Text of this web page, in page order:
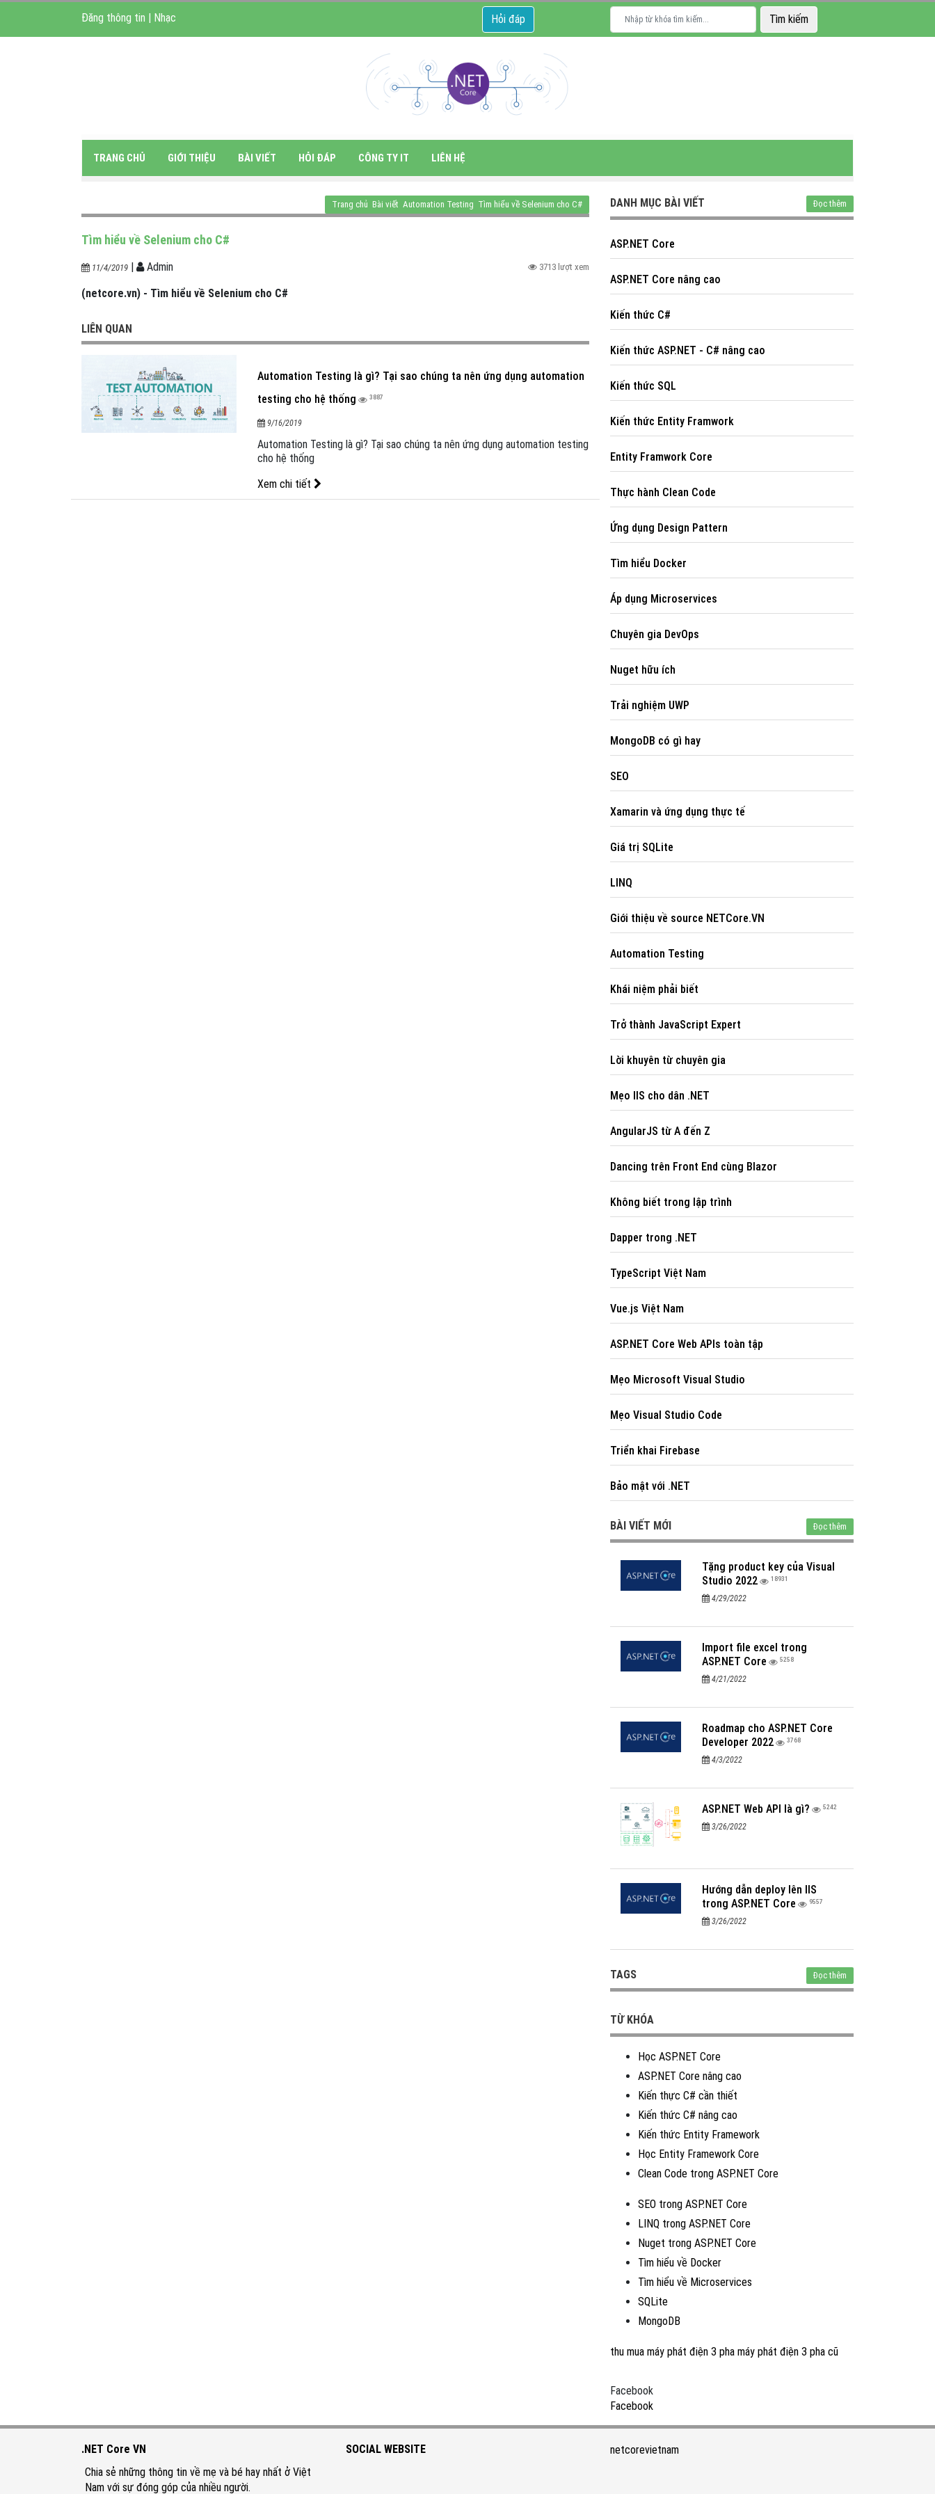
Đăng thông tin | Nhạc Hỏi đáp
TRANG CHỦ GIỚI THIỆU BÀI VIẾT HỎI ĐÁP CÔNG TY IT LIÊN HỆ
Trang chủ Bài viết Automation Testing Tìm hiểu về Selenium cho C#
Tìm hiểu về Selenium cho C#
11/4/2019 | Admin 3713 lượt xem
(netcore.vn) - Tìm hiểu về Selenium cho C#
LIÊN QUAN
Automation Testing là gì? Tại sao chúng ta nên ứng dụng automation
testing cho hệ thống
3887
9/16/2019
Automation Testing là gì? Tại sao chúng ta nên ứng dụng automation testing
cho hệ thống
Xem chi tiết
DANH MỤC BÀI VIẾT Đọc thêm
ASP.NET Core
ASP.NET Core nâng cao
Kiến thức C#
Kiến thức ASP.NET - C# nâng cao
Kiến thức SQL
Kiến thức Entity Framwork
Entity Framwork Core
Thực hành Clean Code
Ứng dụng Design Pattern
Tìm hiểu Docker
Áp dụng Microservices
Chuyên gia DevOps
Nuget hữu ích
Trải nghiệm UWP
MongoDB có gì hay
SEO
Xamarin và ứng dụng thực tế
Giá trị SQLite
LINQ
Giới thiệu về source NETCore.VN
Automation Testing
Khái niệm phải biết
Trở thành JavaScript Expert
Lời khuyên từ chuyên gia
Mẹo IIS cho dân .NET
AngularJS từ A đến Z
Dancing trên Front End cùng Blazor
Không biết trong lập trình
Dapper trong .NET
TypeScript Việt Nam
Vue.js Việt Nam
ASP.NET Core Web APIs toàn tập
Mẹo Microsoft Visual Studio
Mẹo Visual Studio Code
Triển khai Firebase
Bảo mật với .NET
BÀI VIẾT MỚI Đọc thêm
Tặng product key của Visual
Studio 2022
18931
4/29/2022
Import file excel trong
ASP.NET Core
5258
4/21/2022
Roadmap cho ASP.NET Core
Developer 2022
3768
4/3/2022
ASP.NET Web API là gì? 5242
3/26/2022
Hướng dẫn deploy lên IIS
trong ASP.NET Core
9557
3/26/2022
TAGS Đọc thêm
TỪ KHÓA
Học ASP.NET Core
ASP.NET Core nâng cao
Kiến thực C# cần thiết
Kiến thức C# nâng cao
Kiến thức Entity Framework
Học Entity Framework Core
Clean Code trong ASP.NET Core
SEO trong ASP.NET Core
LINQ trong ASP.NET Core
Nuget trong ASP.NET Core
Tìm hiểu về Docker
Tìm hiểu về Microservices
SQLite
MongoDB
thu mua máy phát điện 3 pha máy phát điện 3 pha cũ
Facebook
Facebook
.NET Core VN
Chia sẻ những thông tin về mẹ và bé hay nhất ở Việt
Nam với sự đóng góp của nhiều người.
SOCIAL WEBSITE netcorevietnam